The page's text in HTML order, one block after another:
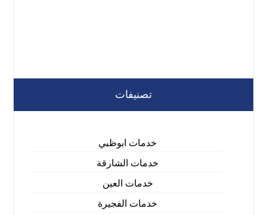
تصنيفات
خدمات ابوظبي
خدمات الشارقة
خدمات العين
خدمات الفجيرة